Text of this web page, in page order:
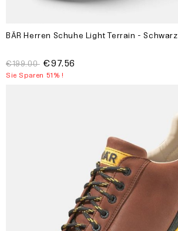
BÄR Herren Schuhe Light Terrain - Schwarz
€199.00 €97.56
Sie Sparen 51% !